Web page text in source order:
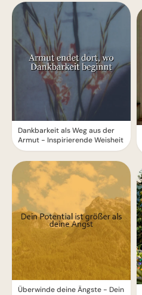
Dankbarkeit als Weg aus der
Armut - Inspirierende Weisheit
Überwinde deine Ängste - Dein